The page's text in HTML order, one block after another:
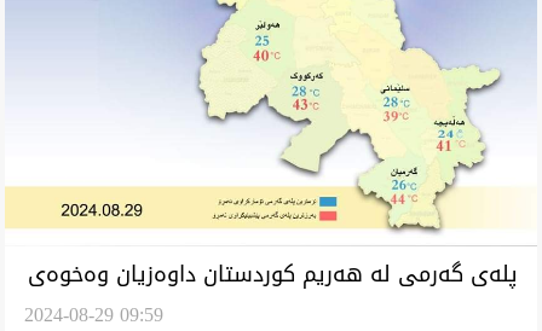
پلەی گەرمی لە هەریم کوردستان داوەزیان وەخوەی
2024-08-29 09:59